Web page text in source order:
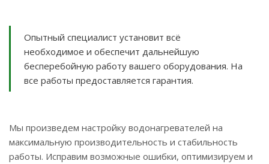
Опытный специалист установит всё
необходимое и обеспечит дальнейшую
бесперебойную работу вашего оборудования. На
все работы предоставляется гарантия.
Мы произведем настройку водонагревателей на
максимальную производительность и стабильность
работы. Исправим возможные ошибки, оптимизируем и